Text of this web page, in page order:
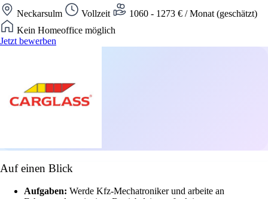
Neckarsulm Vollzeit
1060 - 1273 € / Monat (geschätzt)
Kein Homeoffice möglich
Jetzt bewerben
Auf einen Blick
Aufgaben: Werde Kfz-Mechatroniker und arbeite an